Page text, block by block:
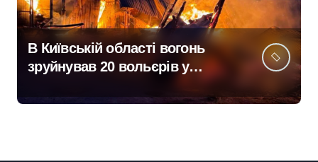
В Київській області вогонь
зруйнував 20 вольєрів у